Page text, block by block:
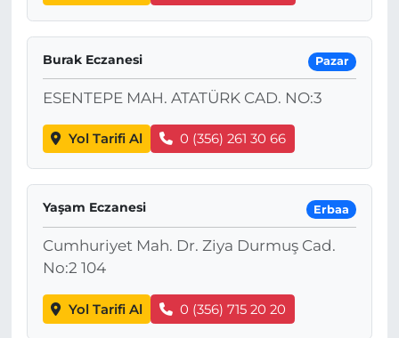
Burak Eczanesi Pazar
ESENTEPE MAH. ATATÜRK CAD. NO:3
Yol Tarifi Al 0 (356) 261 30 66
Yaşam Eczanesi Erbaa
Cumhuriyet Mah. Dr. Ziya Durmuş Cad.
No:2 104
Yol Tarifi Al 0 (356) 715 20 20